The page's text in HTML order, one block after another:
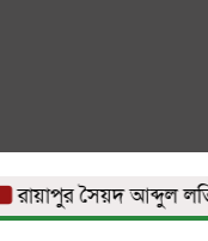
সৈয়দ আব্দুল লতিফ